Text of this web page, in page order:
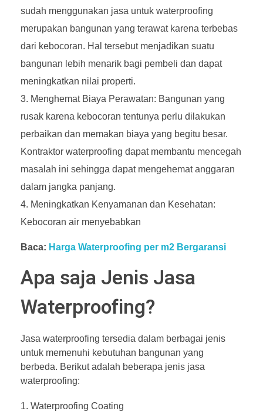
sudah menggunakan jasa untuk waterproofing
merupakan bangunan yang terawat karena terbebas
dari kebocoran. Hal tersebut menjadikan suatu
bangunan lebih menarik bagi pembeli dan dapat
meningkatkan nilai properti.
Menghemat Biaya Perawatan: Bangunan yang
rusak karena kebocoran tentunya perlu dilakukan
perbaikan dan memakan biaya yang begitu besar.
Kontraktor waterproofing dapat membantu mencegah
masalah ini sehingga dapat mengehemat anggaran
dalam jangka panjang.
Meningkatkan Kenyamanan dan Kesehatan:
Kebocoran air menyebabkan
Baca: Harga Waterproofing per m2 Bergaransi
Apa saja Jenis Jasa
Waterproofing?
Jasa waterproofing tersedia dalam berbagai jenis
untuk memenuhi kebutuhan bangunan yang
berbeda. Berikut adalah beberapa jenis jasa
waterproofing:
Waterproofing Coating